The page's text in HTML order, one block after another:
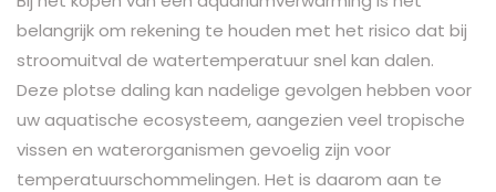
belangrijk om rekening te houden met het risico dat bij
stroomuitval de watertemperatuur snel kan dalen.
Deze plotse daling kan nadelige gevolgen hebben voor
uw aquatische ecosysteem, aangezien veel tropische
vissen en waterorganismen gevoelig zijn voor
temperatuurschommelingen. Het is daarom aan te